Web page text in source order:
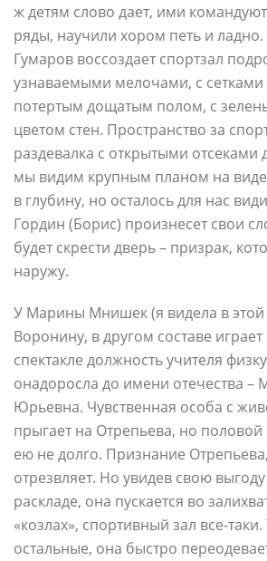
ж детям слово дает, ими
ряды, научили хором петь и
Гумаров воссоздает спортзал
узнаваемыми мелочами, с сетками
потертым дощатым полом, с
цветом стен. Пространство за
раздевалка с открытыми отсеками
мы видим крупным планом на
в глубину, но осталось для нас
Гордин (Борис) произнесет свои
будет скрести дверь – призрак,
наружу.
У Марины Мнишек (я видела в этой
Воронину, в другом составе
спектакле должность учителя
онадоросла до имени отечества –
Юрьевна. Чувственная особа с
прыгает на Отрепьева, но половой
ею не долго. Признание
отрезвляет. Но увидев свою
раскладе, она пускается во
«козлах», спортивный зал все-
остальные, она быстро